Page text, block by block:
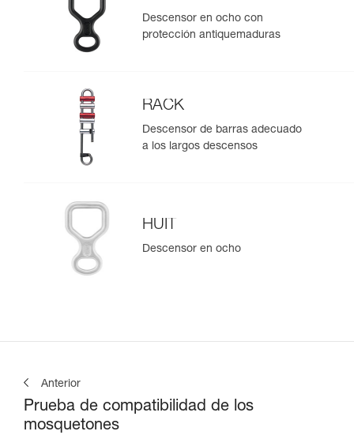
Descensor en ocho con
protección antiquemaduras
RACK
Descensor de barras adecuado
a los largos descensos
HUIT
Descensor en ocho
Anterior
Prueba de compatibilidad de los
mosquetones